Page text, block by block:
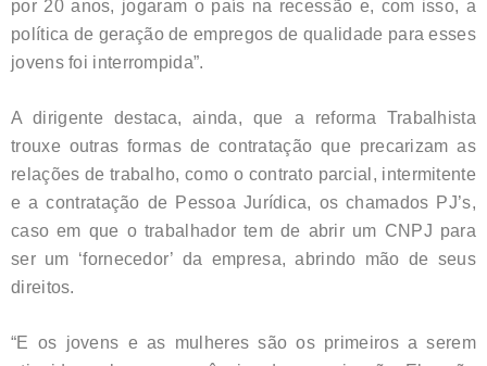
por 20 anos, jogaram o país na recessão e, com isso, a
política de geração de empregos de qualidade para esses
jovens foi interrompida”.
A dirigente destaca, ainda, que a reforma Trabalhista
trouxe outras formas de contratação que precarizam as
relações de trabalho, como o contrato parcial, intermitente
e a contratação de Pessoa Jurídica, os chamados PJ’s,
caso em que o trabalhador tem de abrir um CNPJ para
ser um ‘fornecedor’ da empresa, abrindo mão de seus
direitos.
“E os jovens e as mulheres são os primeiros a serem